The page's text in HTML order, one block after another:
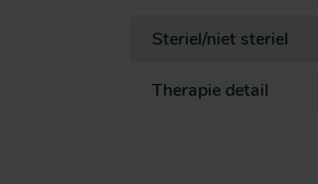
Steriel/niet steriel
Therapie detail